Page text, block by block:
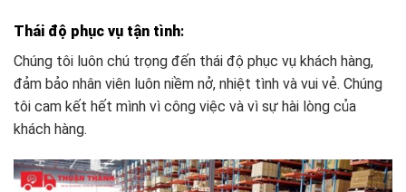
Thái độ phục vụ tận tình:
Chúng tôi luôn chú trọng đến thái độ phục vụ khách hàng,
đảm bảo nhân viên luôn niềm nở, nhiệt tình và vui vẻ. Chúng
tôi cam kết hết mình vì công việc và vì sự hài lòng của
khách hàng.